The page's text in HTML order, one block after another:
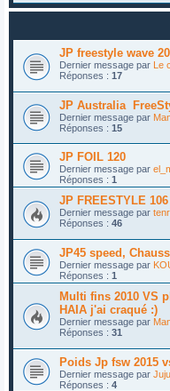
JP freestyle wave
Dernier message par Le
Réponses : 17
JP Australia
Dernier message par
Réponses : 15
JP FOIL 120
Dernier message par
Réponses : 1
JP FREESTYLE
Dernier message par
Réponses : 46
JP45 speed,
Dernier message par
Réponses : 1
Multi fins 2010 VS
HAIA j'ai craqué :)
Dernier message par
Réponses : 31
Poids Jp fsw 2015
Dernier message par
Réponses : 4